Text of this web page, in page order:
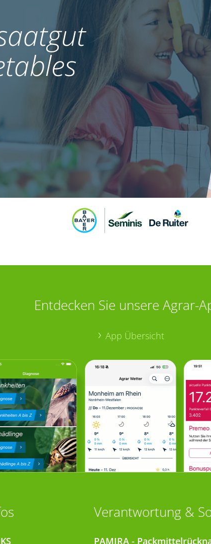
Entdecken Sie unsere Agrar-
App Übersicht
Verantwortung &
PAMIRA -